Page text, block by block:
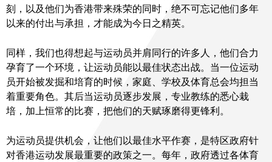
刻，以及他们为香港带来殊荣的同时，绝不可忘记他们多年
以来的付出与承担，才能成为今日之精英。
同样，我们也得想起与运动员并肩同行的许多人，他们合力
孕育了一个环境，让运动员能以最佳状态出战。当一位运动
员开始被发掘和培育的时候，家庭、学校及体育总会均担当
着重要角色。其后当运动员逐步发展，专业教练的悉心栽
培，加上恒常的比赛，把他们的天赋琢磨得更锋利。
为运动员提供机会，让他们以最佳水平作赛，是特区政府针
对香港运动发展最重要的政策之一。每年，政府透过各体育